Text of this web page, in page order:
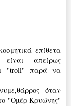
επίθετα
είναι απείρως
''troll'' παρά να
όταν
''Ομέρ Κρυώνης''